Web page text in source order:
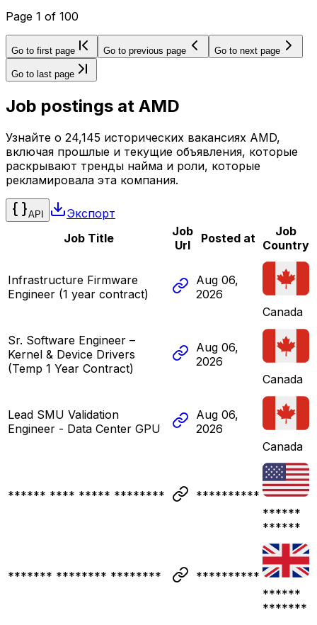
Page 1 of 100
Go to first page Go to previous page Go to next page
Go to last page
Job postings at AMD
Узнайте о 24,145 исторических вакансиях AMD,
включая прошлые и текущие объявления, которые
раскрывают тренды найма и роли, которые
рекламировала эта компания.
API
Экспорт
Job Title
Job
Url
Posted at
Job
Country
Infrastructure Firmware
Engineer (1 year contract)
Aug 06,
2026
Canada
Sr. Software Engineer –
Kernel & Device Drivers
(Temp 1 Year Contract)
Aug 06,
2026
Canada
Lead SMU Validation
Engineer - Data Center GPU
Aug 06,
2026
Canada
****** **** ***** ********
**********
******
******
******* ******** ********
**********
******
*******